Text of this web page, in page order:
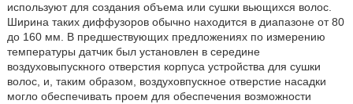
используют для создания объема или сушки вьющихся волос.
Ширина таких диффузоров обычно находится в диапазоне от 80
до 160 мм. В предшествующих предложениях по измерению
температуры датчик был установлен в середине
воздуховыпускного отверстия корпуса устройства для сушки
волос, и, таким образом, воздуховпускное отверстие насадки
могло обеспечивать проем для обеспечения возможности